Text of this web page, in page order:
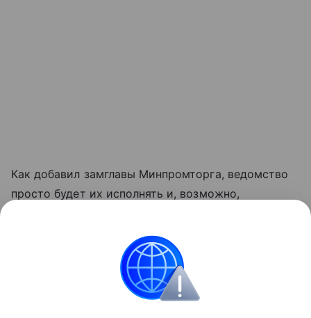
Как добавил замглавы Минпромторга, ведомство
просто будет их исполнять и, возможно,
«Данная информация носит исключительно
информационный (ознакомительный) характер
и не является индивидуальной инвестиционной